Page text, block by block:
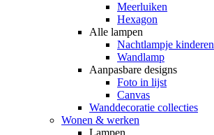
Meerluiken
Hexagon
Alle lampen
Nachtlampje kinderen
Wandlamp
Aanpasbare designs
Foto in lijst
Canvas
Wanddecoratie collecties
Wonen & werken
Lampen